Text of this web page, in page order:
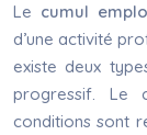
Le cumul
d’une activité
existe deux
progressif. Le
conditions sont